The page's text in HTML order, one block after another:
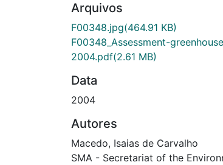
Arquivos
F00348.jpg(464.91 KB)
F00348_Assessment-
2004.pdf(2.61 MB)
Data
2004
Autores
Macedo, Isaias de Carvalho
SMA - Secretariat of the